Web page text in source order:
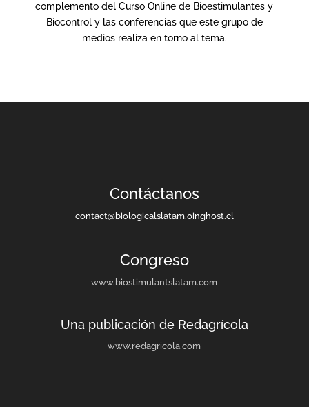
complemento del Curso Online de Bioestimulantes y
Biocontrol y las conferencias que este grupo de
medios realiza en torno al tema.
Contáctanos
contact@biologicalslatam.oinghost.cl
Congreso
www.biostimulantslatam.com
Una publicación de Redagrícola
www.redagricola.com